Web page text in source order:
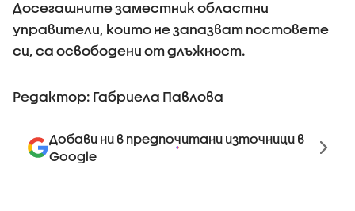
Досегашните заместник областни
управители, които не запазват постовете
си, са освободени от длъжност.
Редактор: Габриела Павлова
Добави ни в предпочитани източници в
Google